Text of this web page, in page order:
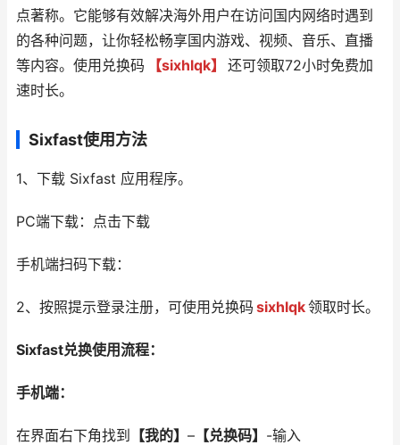
点著称。它能够有效解决海外用户在访问国内网络时遇到
的各种问题，让你轻松畅享国内游戏、视频、音乐、直播
等内容。使用兑换码
【sixhlqk】
还可领取72小时免费加
速时长。
Sixfast使用方法
1、下载 Sixfast 应用程序。
PC端下载：点击下载
手机端扫码下载：
2、按照提示登录注册，可使用兑换码 sixhlqk领取时长。
Sixfast兑换使用流程：
手机端：
在界面右下角找到 【我的】 – 【兑换码】 -输入